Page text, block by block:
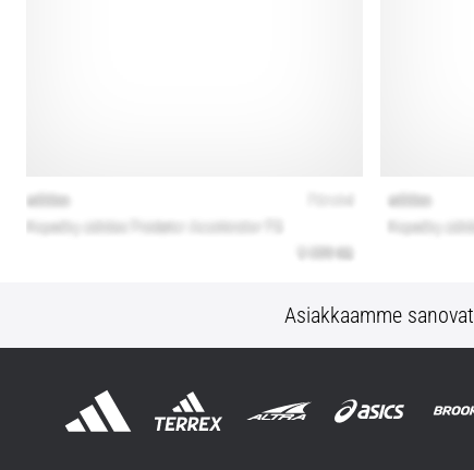
Asiakkaamme sanovat